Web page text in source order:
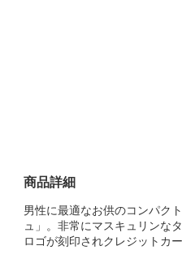
商品詳細
男性に最適なお供のコンパク
ュ」。非常にマスキュリンな
ロゴが刻印されクレジットカ